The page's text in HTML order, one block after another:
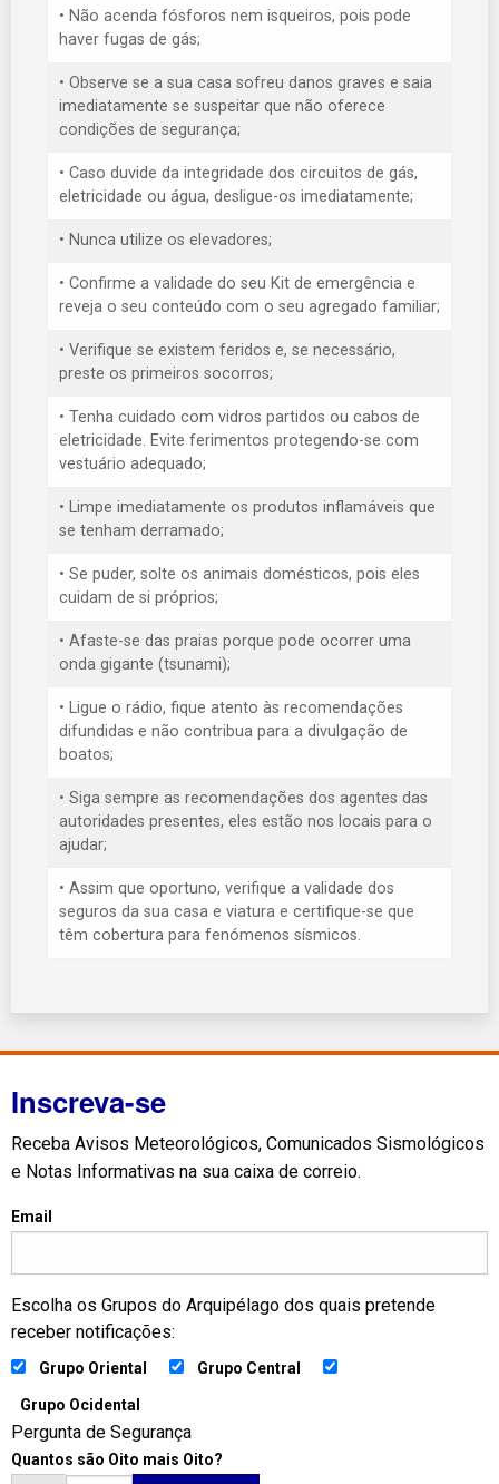
• Não acenda fósforos nem isqueiros, pois pode
haver fugas de gás;
• Observe se a sua casa sofreu danos graves e saia
imediatamente se suspeitar que não oferece
condições de segurança;
• Caso duvide da integridade dos circuitos de gás,
eletricidade ou água, desligue-os imediatamente;
• Nunca utilize os elevadores;
• Confirme a validade do seu Kit de emergência e
reveja o seu conteúdo com o seu agregado familiar;
• Verifique se existem feridos e, se necessário,
preste os primeiros socorros;
• Tenha cuidado com vidros partidos ou cabos de
eletricidade. Evite ferimentos protegendo-se com
vestuário adequado;
• Limpe imediatamente os produtos inflamáveis que
se tenham derramado;
• Se puder, solte os animais domésticos, pois eles
cuidam de si próprios;
• Afaste-se das praias porque pode ocorrer uma
onda gigante (tsunami);
• Ligue o rádio, fique atento às recomendações
difundidas e não contribua para a divulgação de
boatos;
• Siga sempre as recomendações dos agentes das
autoridades presentes, eles estão nos locais para o
ajudar;
• Assim que oportuno, verifique a validade dos
seguros da sua casa e viatura e certifique-se que
têm cobertura para fenómenos sísmicos.
Inscreva-se
Receba Avisos Meteorológicos, Comunicados Sismológicos
e Notas Informativas na sua caixa de correio.
Email
Escolha os Grupos do Arquipélago dos quais pretende
receber notificações:
Grupo Oriental Grupo Central
Grupo Ocidental
Pergunta de Segurança
Quantos são Oito mais Oito?